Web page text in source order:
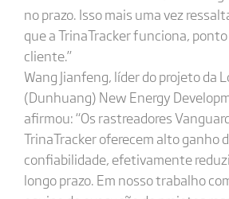
no prazo. Isso mais uma vez
que a TrinaTracker funciona,
cliente.”
Wang Jianfeng, líder do projeto da
(Dunhuang) New Energy
afirmou: “Os rastreadores
TrinaTracker oferecem alto ganho
confiabilidade, efetivamente
longo prazo. Em nosso trabalho